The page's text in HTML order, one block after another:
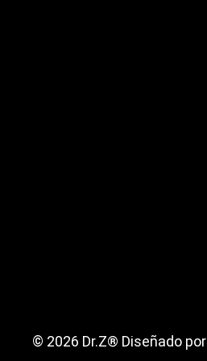
© 2026 Dr.Z® Diseñado por